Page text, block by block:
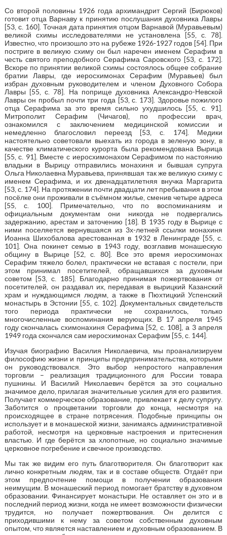
Со второй половины 1926 года архимандрит Сергий (Бирюков)
готовит отца Варнаву к принятию послушания духовника Лавры
[53, с. 160]. Точная дата принятия отцом Варнавой (Муравьевым)
великой схимы исследователями не установлена [55, с. 78].
Известно, что произошло это на рубеже 1926-1927 годов [54]. При
постриге в великую схиму он был наречен именем Серафим в
честь святого преподобного Серафима Саровского [53, с. 172].
Вскоре по принятии великой схимы состоялось общее собрание
братии Лавры, где иеросхимонах Серафим (Муравьев) был
избран духовным руководителем и членом Духовного Собора
Лавры [55, с. 78]. На поприще духовника Александро-Невской
Лавры он пробыл почти три года [53, с. 173]. Здоровье пожилого
отца Серафима за это время сильно ухудшилось [55, с. 91].
Митрополит Серафим (Чичагов), по профессии врач,
ознакомился с заключением медицинской комиссии и
немедленно благословил переезд [53, с. 174]. Медики
настоятельно советовали выехать из города в зеленую зону, в
качестве климатического курорта была рекомендована Вырица
[55, с. 91]. Вместе с иеросхимонахом Серафимом по настоянию
владыки в Вырицу отправились монахиня и бывшая супруга
Ольга Николаевна Муравьева, принявшая так же великую схиму с
именем Серафима, и их двенадцатилетняя внучка Маргарита
[53, с. 174]. На протяжении почти двадцати лет пребывания в этом
посёлке они проживали в съёмном жилье, сменив четыре адреса
[55, с. 100]. Примечательно, что по воспоминаниям и
официальным документам они никогда не подвергались
задержанию, арестам и заточению [18]. В 1935 году в Вырице с
ними поселяется вернувшаяся из 3х-летней ссылки монахиня
Иоанна Шихобалова арестованная в 1932 в Ленинграде [55, с.
101]. Она покинет семью в 1943 году, возглавив монашескую
общину в Вырице [52, с. 80]. Все это время иеросхимонах
Серафим тяжело болел, практически не вставая с постели, при
этом принимал посетителей, обращавшихся за духовным
советом [53, с. 185]. Благодарно принимая пожертвования от
посетителей, он раздавал их, передавая в вырицкий Казанский
храм и нуждающимся людям, а также в Пюхтицкий Успенский
монастырь в Эстонии [55, с. 102]. Документальных свидетельств
того периода практически не сохранилось, только
многочисленные воспоминания верующих. В 17 апреля 1945
году скончалась схимонахиня Серафима [52, с. 108], а 3 апреля
1949 года скончался сам иеросхимонах Серафим [55, с. 144].
Изучая биографию Василия Николаевича, мы проанализируем
философию жизни и принципы предпринимательства, которыми
он руководствовался. Это выбор непростого направления
торговли – реализация традиционного для России товара
пушнины. И Василий Николаевич берётся за это социально
значимое дело, прилагая значительные усилия для его развития.
Получает коммерческое образование, привлекает к делу супругу.
Заботится о процветании торговли до конца, несмотря на
происходящее в стране потрясения. Подобные принципы он
использует и в монашеской жизни, занимаясь административной
работой, несмотря на церковные настроения и притеснения
властью. И где берётся за хлопотные, но социально значимые
церковное погребение и свечное производство.
Мы так же видим его путь благотворителя. Он благотворит как
лично конкретным людям, так и в составе обществ. Отдаёт при
этом предпочтение помощи в получении образования
неимущим. В монашеский период помогает братству в духовном
образовании. Финансирует монастыри. Не оставляет он это и в
последний период жизни, когда не имеет возможности физически
трудится, но получает пожертвования. Он делится с
приходившими к нему за советом собственным духовным
опытом, что является наставлением и духовным образованием. В